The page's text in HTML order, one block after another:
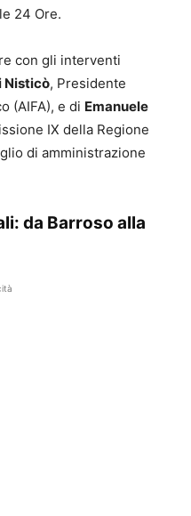
24 Ore.
con gli interventi
Nisticò, Presidente
(AIFA), e di Emanuele
IX della Regione
di amministrazione
da Barroso alla